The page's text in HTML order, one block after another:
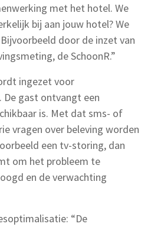
met het hotel. We
bij aan jouw hotel? We
door de inzet van
de SchoonR.”
ingezet voor
De gast ontvangt een
is. Met dat sms- of
vragen over beleving worden
een tv-storing, dan
om het probleem te
en de verwachting
“De